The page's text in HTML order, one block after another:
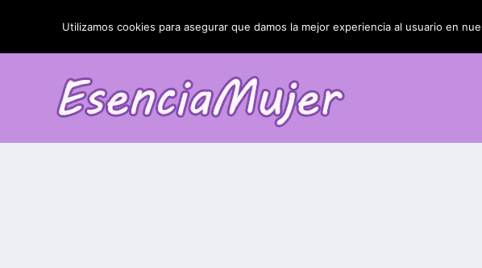
TENDENCIAS: La blefaroplastia y sus resultados
Utilizamos cookies para asegurar que damos la mejor experiencia al usuario en